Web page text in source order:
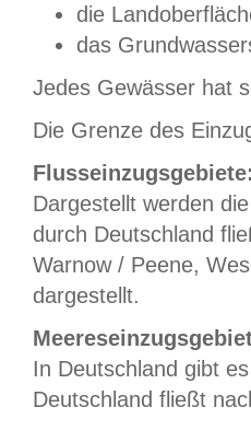
die
das
Jedes Gewässer hat
Die Grenze des
Dargestellt werden
durch Deutschland
Warnow / Peene,
dargestellt.
In Deutschland gibt
Deutschland fließt